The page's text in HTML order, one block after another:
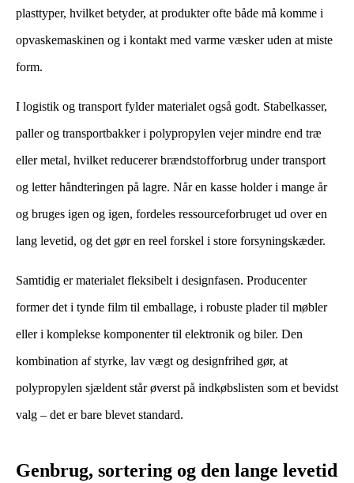
plasttyper, hvilket betyder, at produkter ofte både må komme i
opvaskemaskinen og i kontakt med varme væsker uden at miste
form.
I logistik og transport fylder materialet også godt. Stabelkasser,
paller og transportbakker i polypropylen vejer mindre end træ
eller metal, hvilket reducerer brændstofforbrug under transport
og letter håndteringen på lagre. Når en kasse holder i mange år
og bruges igen og igen, fordeles ressourceforbruget ud over en
lang levetid, og det gør en reel forskel i store forsyningskæder.
Samtidig er materialet fleksibelt i designfasen. Producenter
former det i tynde film til emballage, i robuste plader til møbler
eller i komplekse komponenter til elektronik og biler. Den
kombination af styrke, lav vægt og designfrihed gør, at
polypropylen sjældent står øverst på indkøbslisten som et bevidst
valg – det er bare blevet standard.
Genbrug, sortering og den lange levetid